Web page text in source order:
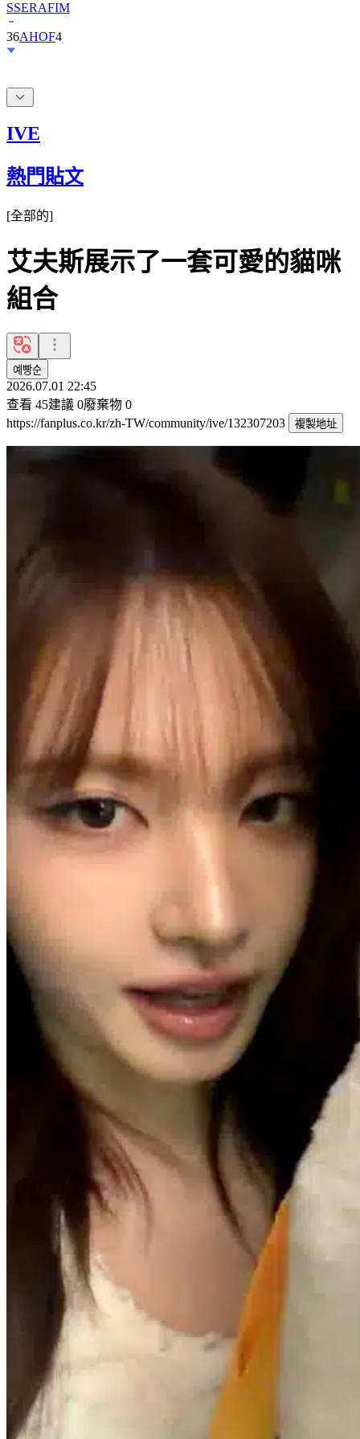
36AHOF4
IVE
熱門貼文
[全部的]
艾夫斯展示了一套可愛的貓咪
組合
예빵순
2026.07.01 22:45
查看 45建議 0廢棄物 0
https://fanplus.co.kr/zh-TW/community/ive/132307203
複製地址